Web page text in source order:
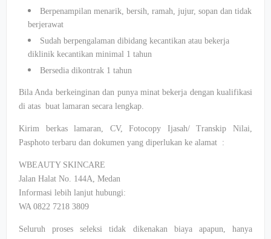
Berpenampilan menarik, bersih, ramah, jujur, sopan dan tidak
berjerawat
Sudah berpengalaman dibidang kecantikan atau bekerja
diklinik kecantikan minimal 1 tahun
Bersedia dikontrak 1 tahun
Bila Anda berkeinginan dan punya minat bekerja dengan kualifikasi
di atas buat lamaran secara lengkap.
Kirim berkas lamaran, CV, Fotocopy Ijasah/ Transkip Nilai,
Pasphoto terbaru dan dokumen yang diperlukan ke alamat :
WBEAUTY SKINCARE
Jalan Halat No. 144A, Medan
Informasi lebih lanjut hubungi:
WA 0822 7218 3809
Seluruh proses seleksi tidak dikenakan biaya apapun, hanya